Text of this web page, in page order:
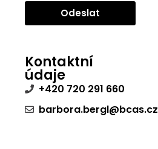
Odeslat
Kontaktní
údaje
+420 720 291 660
barbora.bergl@bcas.cz